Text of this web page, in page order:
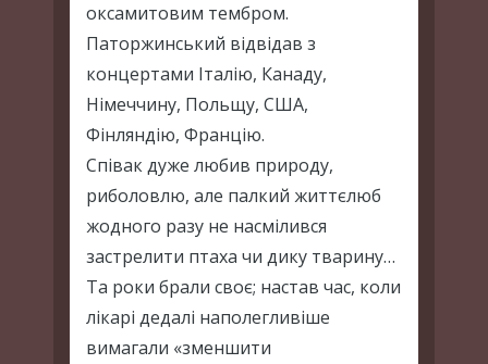
оксамитовим тембром.
Паторжинський відвідав з
концертами Італію, Канаду,
Німеччину, Польщу, США,
Фінляндію, Францію.
Співак дуже любив природу,
риболовлю, але палкий життєлюб
жодного разу не насмілився
застрелити птаха чи дику тварину…
Та роки брали своє; настав час, коли
лікарі дедалі наполегливіше
вимагали «зменшити